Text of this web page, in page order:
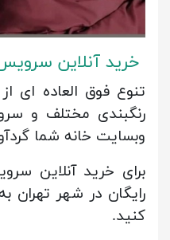
خرید آنلاین
تنوع فوق العاده ای
رنگبندی مختلف و
وبسایت خانه شما
برای خرید آنلاین
رایگان در شهر تهران
کنید.